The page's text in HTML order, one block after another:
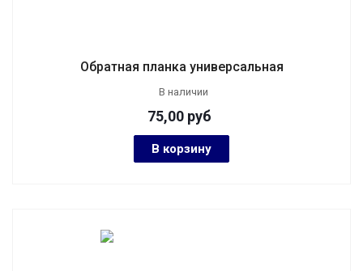
Обратная планка универсальная
В наличии
75,00 руб
В корзину